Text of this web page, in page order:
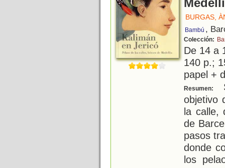
BURGAS,
Bambú ,
Colección:
De 14 a
140 p.;
papel +
Resumen:
objetivo
la calle,
de
pasos
donde
los